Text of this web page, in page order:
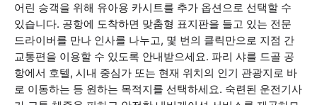
어린 승객을 위해 유아용 카시트를 추가 옵션으로 선택할 수
있습니다. 공항에 도착하면 맞춤형 표지판을 들고 있는 전문
드라이버를 만나 인사를 나누고, 몇 번의 클릭만으로 지점 간
교통편을 이용할 수 있도록 안내받으세요. 파리 샤를 드골 공
항에서 호텔, 시내 중심가 또는 현재 위치의 인기 관광지로 바
로 이동하는 등 원하는 목적지를 선택하세요. 숙련된 운전기사